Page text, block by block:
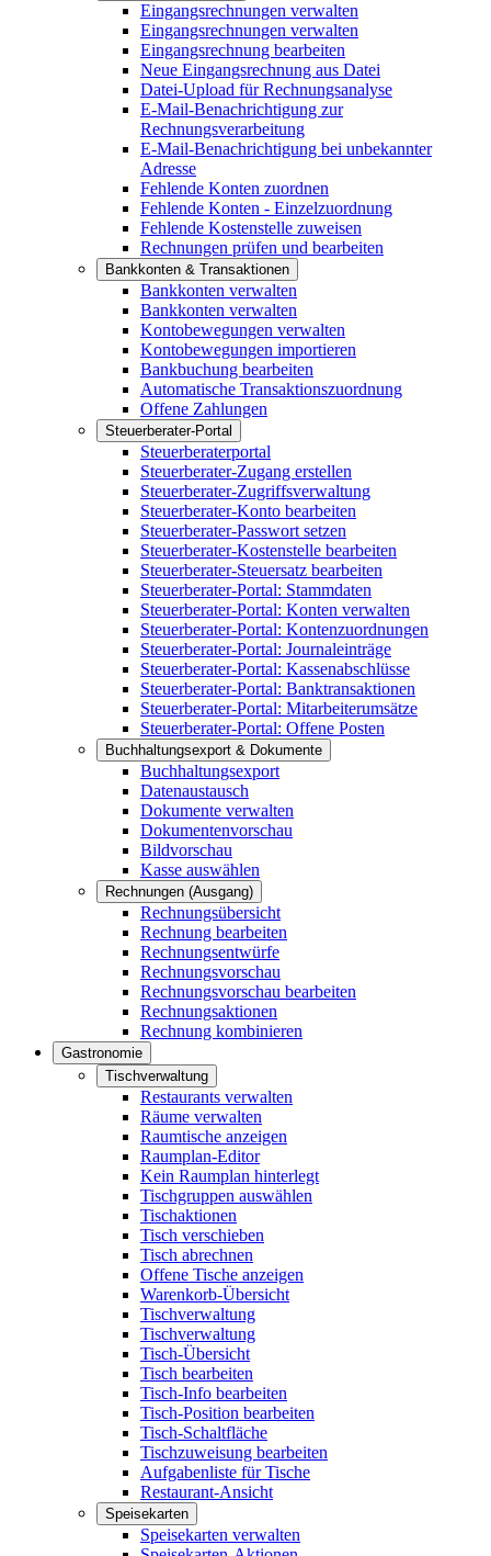
Eingangsrechnungen verwalten
Eingangsrechnungen verwalten
Eingangsrechnung bearbeiten
Neue Eingangsrechnung aus Datei
Datei-Upload für Rechnungsanalyse
E-Mail-Benachrichtigung zur
Rechnungsverarbeitung
E-Mail-Benachrichtigung bei unbekannter
Adresse
Fehlende Konten zuordnen
Fehlende Konten - Einzelzuordnung
Fehlende Kostenstelle zuweisen
Rechnungen prüfen und bearbeiten
Bankkonten & Transaktionen
Bankkonten verwalten
Bankkonten verwalten
Kontobewegungen verwalten
Kontobewegungen importieren
Bankbuchung bearbeiten
Automatische Transaktionszuordnung
Offene Zahlungen
Steuerberater-Portal
Steuerberaterportal
Steuerberater-Zugang erstellen
Steuerberater-Zugriffsverwaltung
Steuerberater-Konto bearbeiten
Steuerberater-Passwort setzen
Steuerberater-Kostenstelle bearbeiten
Steuerberater-Steuersatz bearbeiten
Steuerberater-Portal: Stammdaten
Steuerberater-Portal: Konten verwalten
Steuerberater-Portal: Kontenzuordnungen
Steuerberater-Portal: Journaleinträge
Steuerberater-Portal: Kassenabschlüsse
Steuerberater-Portal: Banktransaktionen
Steuerberater-Portal: Mitarbeiterumsätze
Steuerberater-Portal: Offene Posten
Buchhaltungsexport & Dokumente
Buchhaltungsexport
Datenaustausch
Dokumente verwalten
Dokumentenvorschau
Bildvorschau
Kasse auswählen
Rechnungen (Ausgang)
Rechnungsübersicht
Rechnung bearbeiten
Rechnungsentwürfe
Rechnungsvorschau
Rechnungsvorschau bearbeiten
Rechnungsaktionen
Rechnung kombinieren
Gastronomie
Tischverwaltung
Restaurants verwalten
Räume verwalten
Raumtische anzeigen
Raumplan-Editor
Kein Raumplan hinterlegt
Tischgruppen auswählen
Tischaktionen
Tisch verschieben
Tisch abrechnen
Offene Tische anzeigen
Warenkorb-Übersicht
Tischverwaltung
Tischverwaltung
Tisch-Übersicht
Tisch bearbeiten
Tisch-Info bearbeiten
Tisch-Position bearbeiten
Tisch-Schaltfläche
Tischzuweisung bearbeiten
Aufgabenliste für Tische
Restaurant-Ansicht
Speisekarten
Speisekarten verwalten